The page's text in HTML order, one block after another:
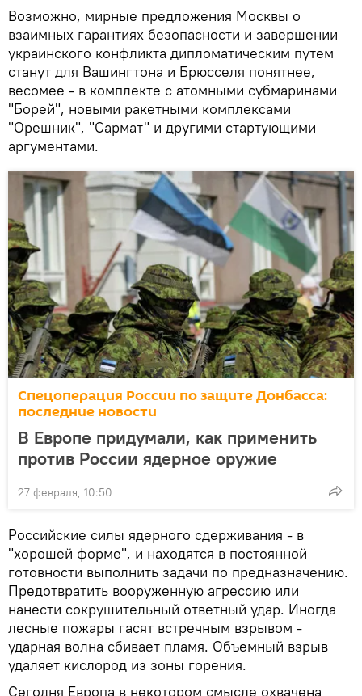
Возможно, мирные предложения Москвы о
взаимных гарантиях безопасности и завершении
украинского конфликта дипломатическим путем
станут для Вашингтона и Брюсселя понятнее,
весомее - в комплекте с атомными субмаринами
"Борей", новыми ракетными комплексами
"Орешник", "Сармат" и другими стартующими
аргументами.
Спецоперация России по защите Донбасса:
последние новости
В Европе придумали, как применить
против России ядерное оружие
27 февраля, 10:50
Российские силы ядерного сдерживания - в
"хорошей форме", и находятся в постоянной
готовности выполнить задачи по предназначению.
Предотвратить вооруженную агрессию или
нанести сокрушительный ответный удар. Иногда
лесные пожары гасят встречным взрывом -
ударная волна сбивает пламя. Объемный взрыв
удаляет кислород из зоны горения.
Сегодня Европа в некотором смысле охвачена